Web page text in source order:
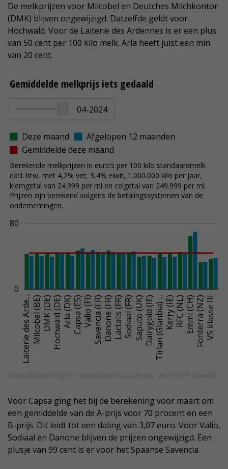
De melkprijzen voor Milcobel en Deutches Milchkontor
(DMK) blijven ongewijzigd. Datzelfde geldt voor
Hochwald. Voor de Laiterie des Ardennes is er een plus
van 50 cent per 100 kilo melk. Arla heeft juist een min
van 20 cent.
Voor Capsa ging het bij de berekening voor maart om
een gemiddelde van de A-prijs voor 70 procent en een
B-prijs. Dit leidt tot een daling van 3,07 euro. Voor Valio,
Sodiaal en Danone blijven de prijzen ongewijzigd. Een
plusje van 99 cent is er voor het Spaanse Savencia.